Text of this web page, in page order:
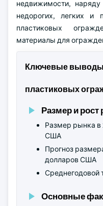
недвижимости,
недорогих, легких
пластиковых
материалы для
Ключевые
пластиковых
Размер и
Размер рынка в
США
Прогноз
долларов США
Среднегодовой
Основные